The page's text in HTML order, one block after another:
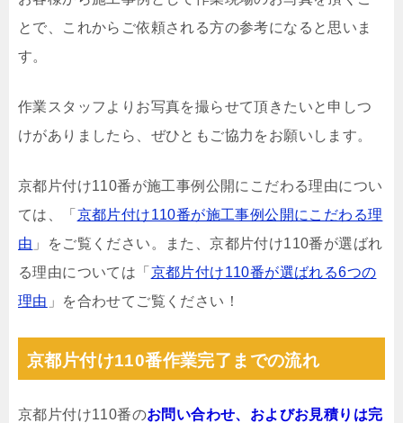
とで、これからご依頼される方の参考になると思いま
す。
作業スタッフよりお写真を撮らせて頂きたいと申しつ
けがありましたら、ぜひともご協力をお願いします。
京都片付け110番が施工事例公開にこだわる理由につい
ては、「 京都片付け110番が施工事例公開にこだわる理
由 」をご覧ください。また、京都片付け110番が選ばれ
る理由については「 京都片付け110番が選ばれる6つの
理由 」を合わせてご覧ください！
京都片付け110番作業完了までの流れ
京都片付け110番のお問い合わせ、およびお見積りは完